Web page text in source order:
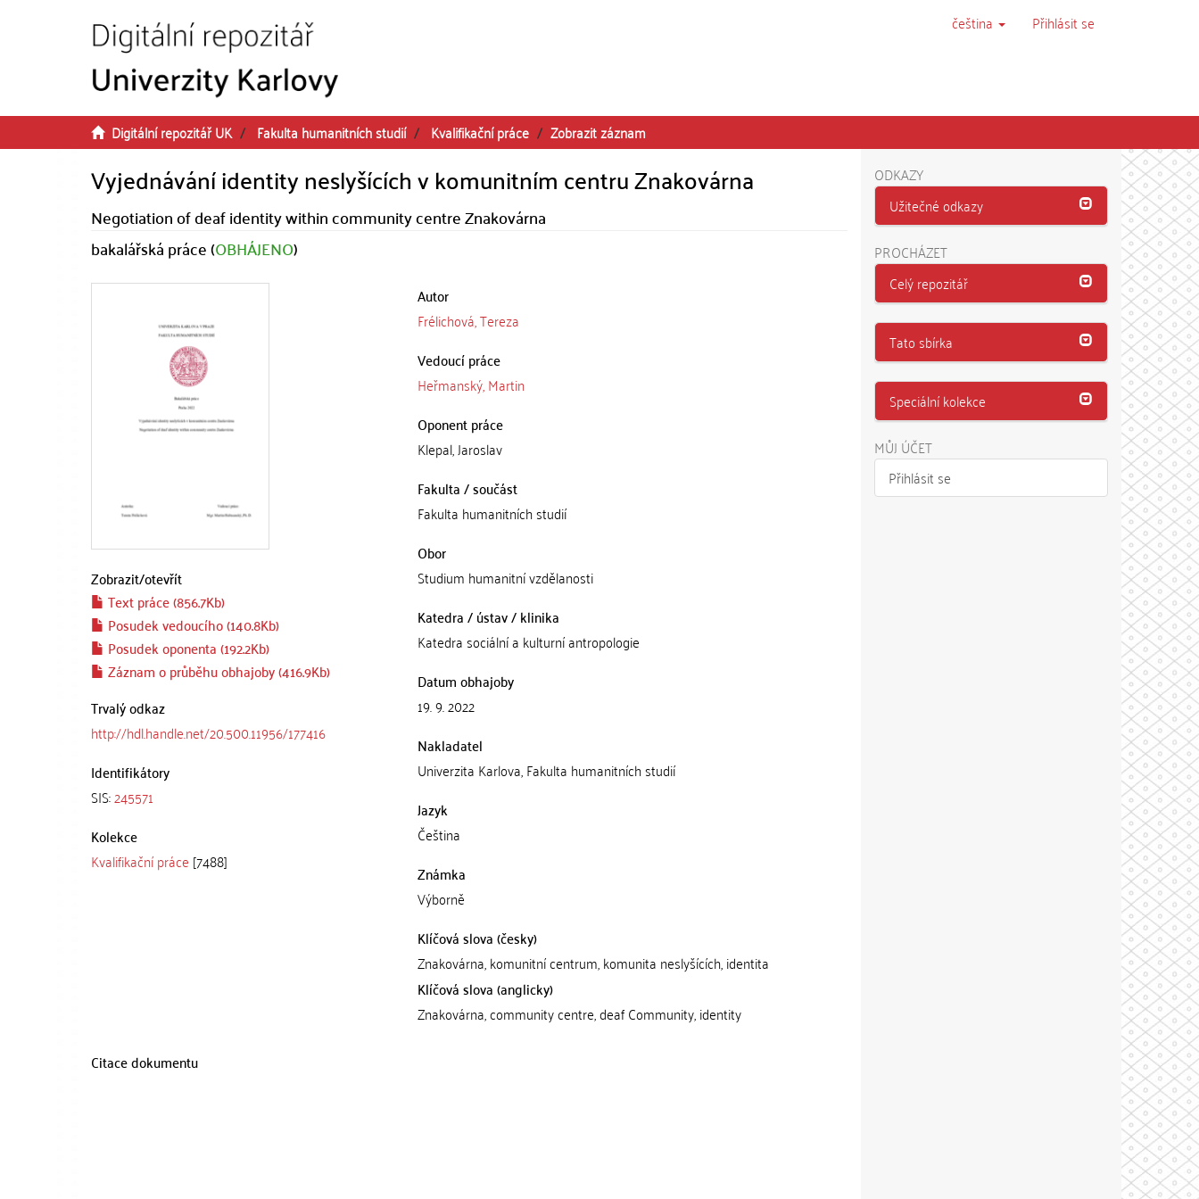
čeština Přihlásit se
Digitální repozitář UK Fakulta humanitních studií Kvalifikační práce Zobrazit záznam
Vyjednávání identity neslyšících v komunitním centru Znakovárna
Negotiation of deaf identity within community centre Znakovárna
bakalářská práce (OBHÁJENO)
Zobrazit/otevřít
Text práce (856.7Kb)
Posudek vedoucího (140.8Kb)
Posudek oponenta (192.2Kb)
Záznam o průběhu obhajoby (416.9Kb)
Trvalý odkaz
http://hdl.handle.net/20.500.11956/177416
Identifikátory
SIS:245571
Kolekce
Kvalifikační práce [7488]
Autor
Frélichová, Tereza
Vedoucí práce
Heřmanský, Martin
Oponent práce
Klepal, Jaroslav
Fakulta / součást
Fakulta humanitních studií
Obor
Studium humanitní vzdělanosti
Katedra / ústav / klinika
Katedra sociální a kulturní antropologie
Datum obhajoby
19. 9. 2022
Nakladatel
Univerzita Karlova, Fakulta humanitních studií
Jazyk
Čeština
Známka
Výborně
Klíčová slova (česky)
Znakovárna, komunitní centrum, komunita neslyšících, identita
Klíčová slova (anglicky)
Znakovárna, community centre, deaf Community, identity
Citace dokumentu
ODKAZY
Užitečné odkazy
PROCHÁZET
Celý repozitář
Tato sbírka
Speciální kolekce
MŮJ ÚČET
Přihlásit se